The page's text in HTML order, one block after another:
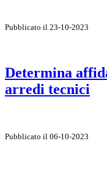
Pubblicato il 23-10-2023
Determina
arredi tecnici
Pubblicato il 06-10-2023